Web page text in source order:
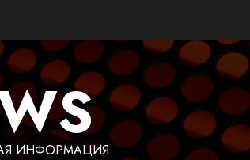
ИНФОРМАЦИЯ